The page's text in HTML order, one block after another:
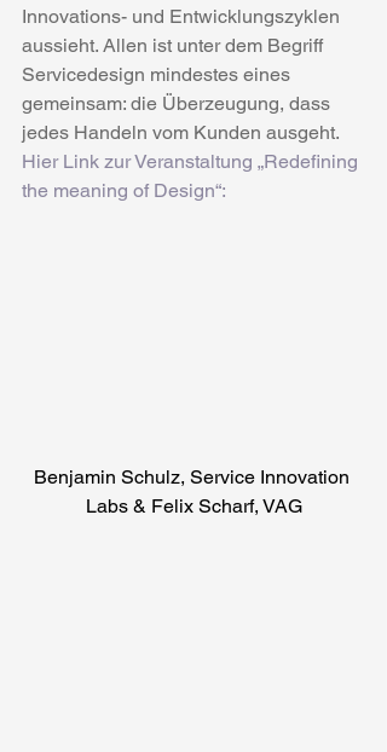
Innovations- und Entwicklungszyklen
aussieht. Allen ist unter dem Begriff
Servicedesign mindestes eines
gemeinsam: die Überzeugung, dass
jedes Handeln vom Kunden ausgeht.
Hier Link zur Veranstaltung „Redefining
the meaning of Design“:
Benjamin Schulz, Service Innovation
Labs & Felix Scharf, VAG